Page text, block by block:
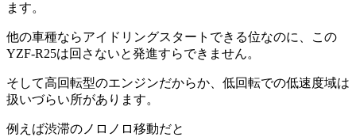
ます。
他の車種ならアイドリングスタートできる位なのに、この
YZF-R25は回さないと発進すらできません。
そして高回転型のエンジンだからか、低回転での低速度域は
扱いづらい所があります。
例えば渋滞のノロノロ移動だと